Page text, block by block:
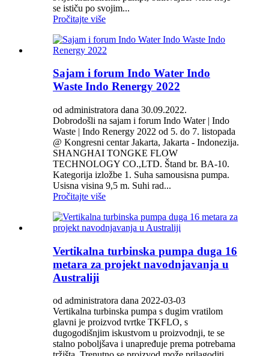
se ističu po svojim...
Pročitajte više
Sajam i forum Indo Water Indo
Waste Indo Renergy 2022
od administratora dana 30.09.2022.
Dobrodošli na sajam i forum Indo Water | Indo
Waste | Indo Renergy 2022 od 5. do 7. listopada
@ Kongresni centar Jakarta, Jakarta - Indonezija.
SHANGHAI TONGKE FLOW
TECHNOLOGY CO.,LTD. Štand br. BA-10.
Kategorija izložbe 1. Suha samousisna pumpa.
Usisna visina 9,5 m. Suhi rad...
Pročitajte više
Vertikalna turbinska pumpa duga 16
metara za projekt navodnjavanja u
Australiji
od administratora dana 2022-03-03
Vertikalna turbinska pumpa s dugim vratilom
glavni je proizvod tvrtke TKFLO, s
dugogodišnjim iskustvom u proizvodnji, te se
stalno poboljšava i unapređuje prema potrebama